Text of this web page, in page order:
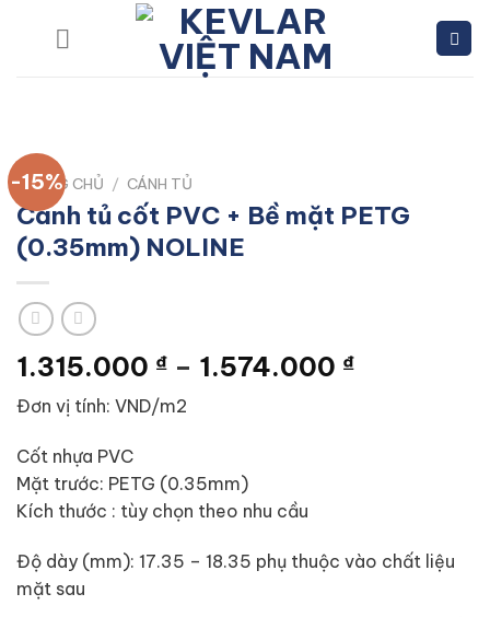
-15%
TRANG CHỦ / CÁNH TỦ
Cánh tủ cốt PVC + Bề mặt PETG
(0.35mm) NOLINE
1.315.000 ₫ – 1.574.000 ₫Khoảng
Đơn vị tính: VND/m2
Cốt nhựa PVC
Mặt trước: PETG (0.35mm)
Kích thước : tùy chọn theo nhu cầu
Độ dày (mm): 17.35 – 18.35 phụ thuộc vào chất liệu
mặt sau